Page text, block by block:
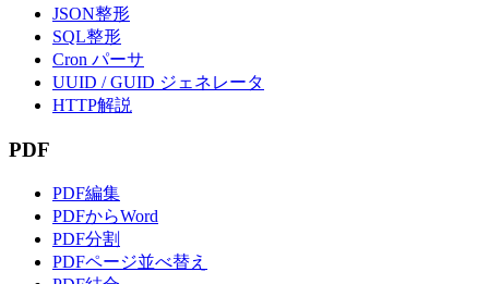
JSON整形
SQL整形
Cron パーサ
UUID / GUID ジェネレータ
HTTP解説
PDF
PDF編集
PDFからWord
PDF分割
PDFページ並べ替え